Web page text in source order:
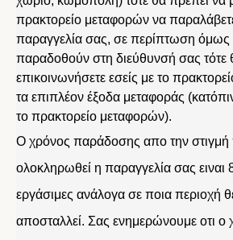
πρακτορείο μεταφορών να παραλάβετε
παραγγελία σας, σε περίπτωση όμως
παραδοθούν στη διεύθυνσή σας τότε
επικοινωνήσετε εσείς με το
τα επιπλέον έξοδα μεταφοράς
το πρακτορείο μεταφορών).
Ο χρόνος παράδοσης απο την
ολοκληρωθεί η παραγγελία σας ειναι
εργάσιμες ανάλογα σε ποια περιοχή
αποσταλλεί. Σας ενημερώνουμε οτι